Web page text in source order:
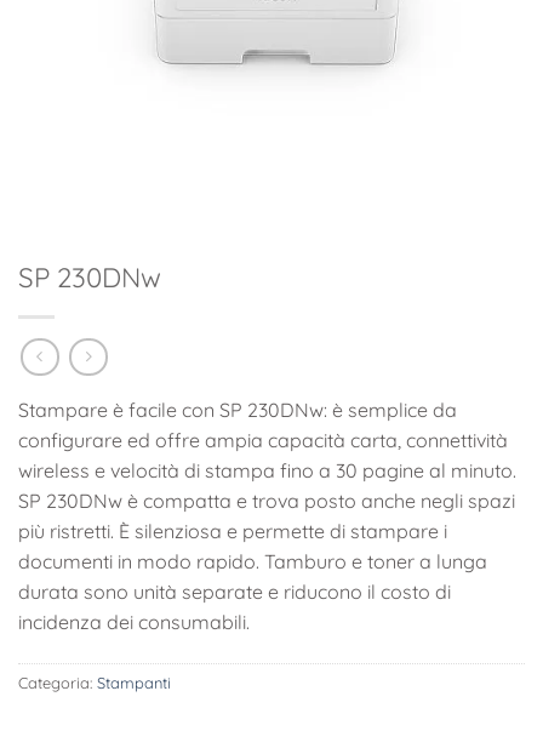
SP 230DNw
Stampare è facile con SP 230DNw: è semplice da
configurare ed offre ampia capacità carta, connettività
wireless e velocità di stampa fino a 30 pagine al minuto.
SP 230DNw è compatta e trova posto anche negli spazi
più ristretti. È silenziosa e permette di stampare i
documenti in modo rapido. Tamburo e toner a lunga
durata sono unità separate e riducono il costo di
incidenza dei consumabili.
Categoria: Stampanti